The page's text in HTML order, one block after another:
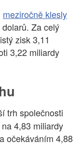
meziročně klesly
Za celý
zisk 3,11
3,22 miliardy
trh společnosti
4,83 miliardy
očekáváním 4,88